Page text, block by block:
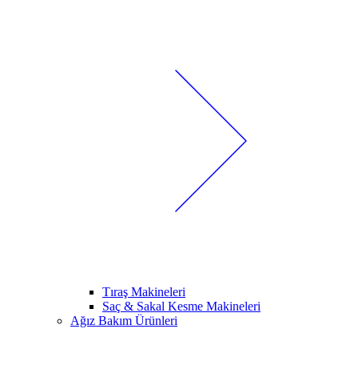
Tıraş Makineleri
Saç & Sakal Kesme Makineleri
Ağız Bakım Ürünleri